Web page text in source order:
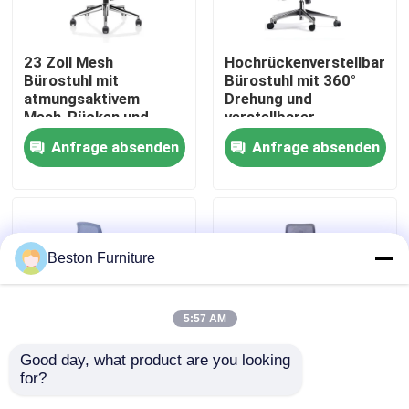
Werksbesichtigung
Qualitätskontrolle
Kontakt mit uns
Nachrichten
Fälle
23 Zoll Mesh
Bürostuhl mit
atmungsaktivem
Mesh-Rücken und
festen Armlehnen
drehbarer Dreh-Task-
Sessel
Anfrage absenden
Hochrückenverstellbarer
Bürostuhl mit 360°
Drehung und
verstellbarer
Kopfstütze
Anfrage absenden
Grau-Blau-Lifthilfe-
Beston Furniture
5:57 AM
Good day, what product are you looking
for?